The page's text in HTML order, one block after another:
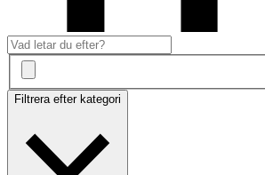
Filtrera efter kategori